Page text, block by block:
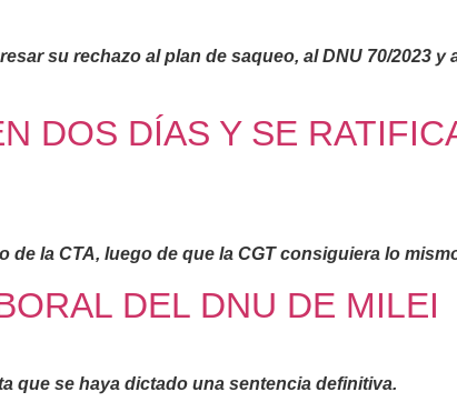
su rechazo al plan de saqueo, al DNU 70/2023 y
DOS DÍAS Y SE
la CTA, luego de que la CGT consiguiera lo
DEL DNU DE MILEI
que se haya dictado una sentencia definitiva.